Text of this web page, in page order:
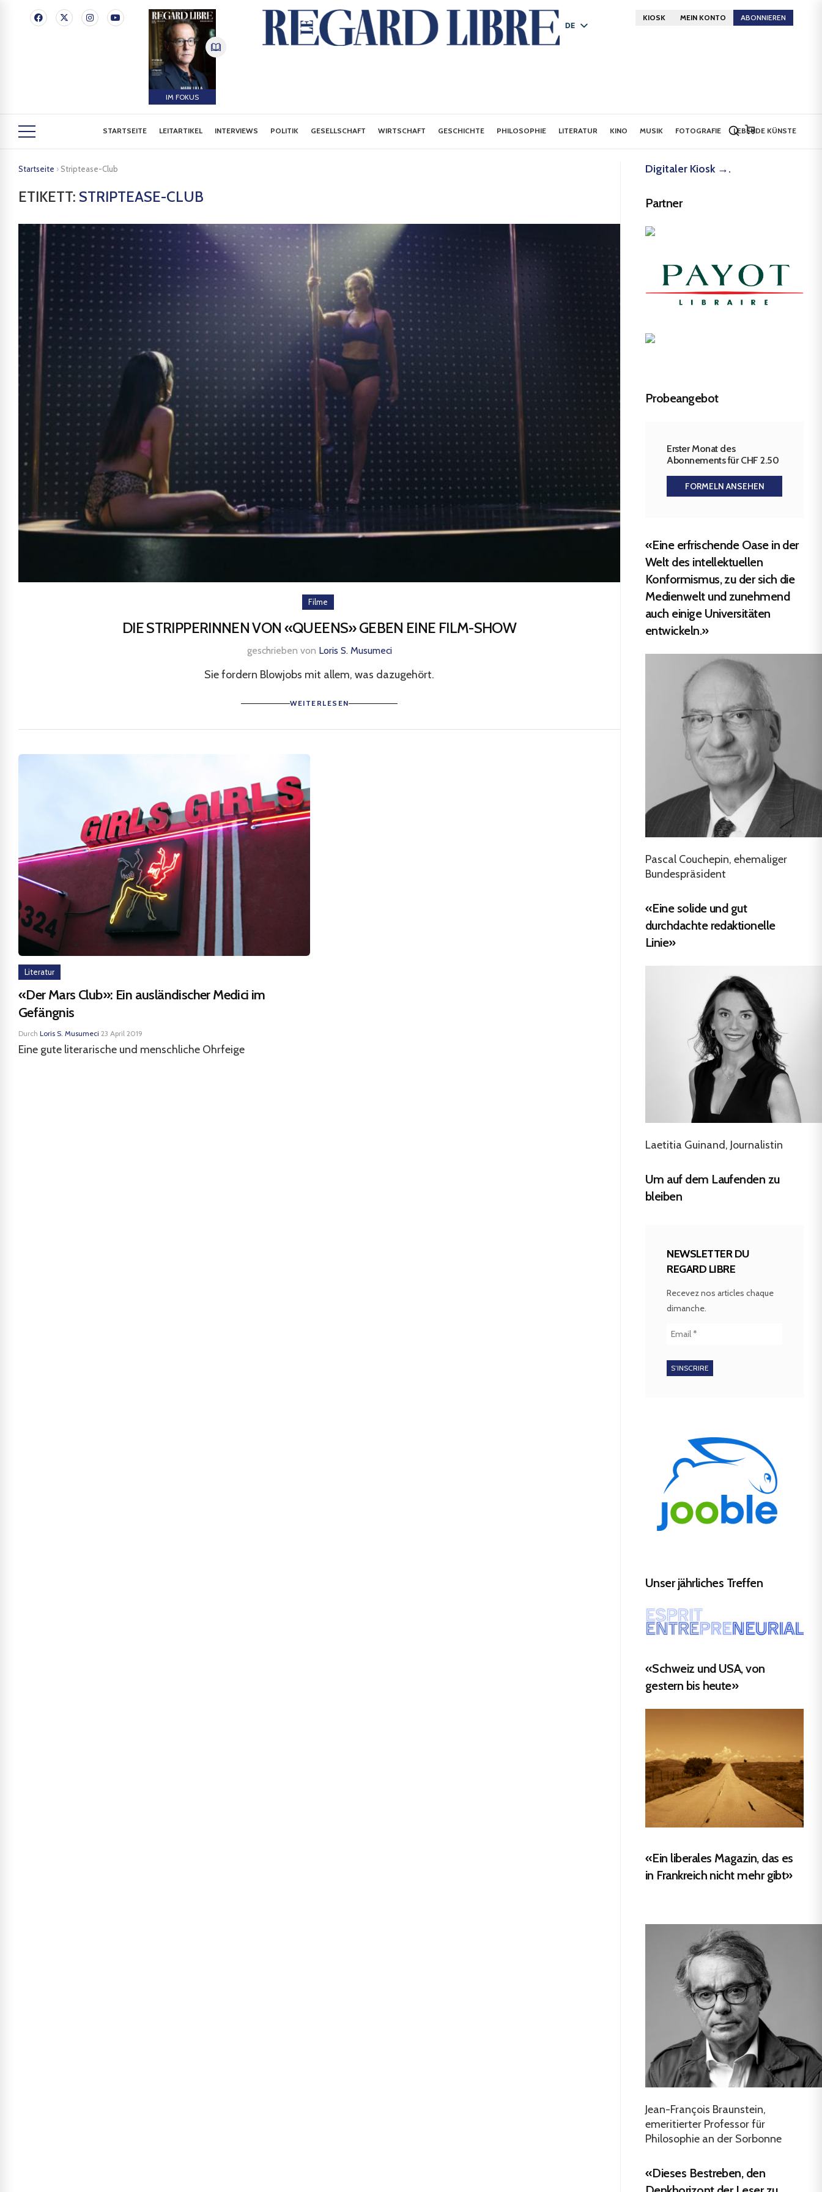
IM FOKUS
DE
KIOSK MEIN KONTO ABONNIEREN
STARTSEITE LEITARTIKEL INTERVIEWS POLITIK GESELLSCHAFT WIRTSCHAFT GESCHICHTE PHILOSOPHIE LITERATUR KINO MUSIK FOTOGRAFIE LEBENDE KÜNSTE
Startseite › Striptease-Club
ETIKETT: STRIPTEASE-CLUB
Filme
DIE STRIPPERINNEN VON «QUEENS» GEBEN EINE FILM-SHOW
geschrieben von Loris S. Musumeci
Sie fordern Blowjobs mit allem, was dazugehört.
WEITERLESEN
Literatur
«Der Mars Club»: Ein ausländischer Medici im
Gefängnis
Durch Loris S. Musumeci·23 April 2019
Eine gute literarische und menschliche Ohrfeige
Digitaler Kiosk →.
Partner
Probeangebot
Erster Monat des
Abonnements für CHF 2.50
FORMELN ANSEHEN
«Eine erfrischende Oase in der
Welt des intellektuellen
Konformismus, zu der sich die
Medienwelt und zunehmend
auch einige Universitäten
entwickeln.»
Pascal Couchepin, ehemaliger
Bundespräsident
«Eine solide und gut
durchdachte redaktionelle
Linie»
Laetitia Guinand, Journalistin
Um auf dem Laufenden zu
bleiben
NEWSLETTER DU
REGARD LIBRE
Recevez nos articles chaque
dimanche.
Unser jährliches Treffen
«Schweiz und USA, von
gestern bis heute»
«Ein liberales Magazin, das es
in Frankreich nicht mehr gibt»
Jean-François Braunstein,
emeritierter Professor für
Philosophie an der Sorbonne
«Dieses Bestreben, den